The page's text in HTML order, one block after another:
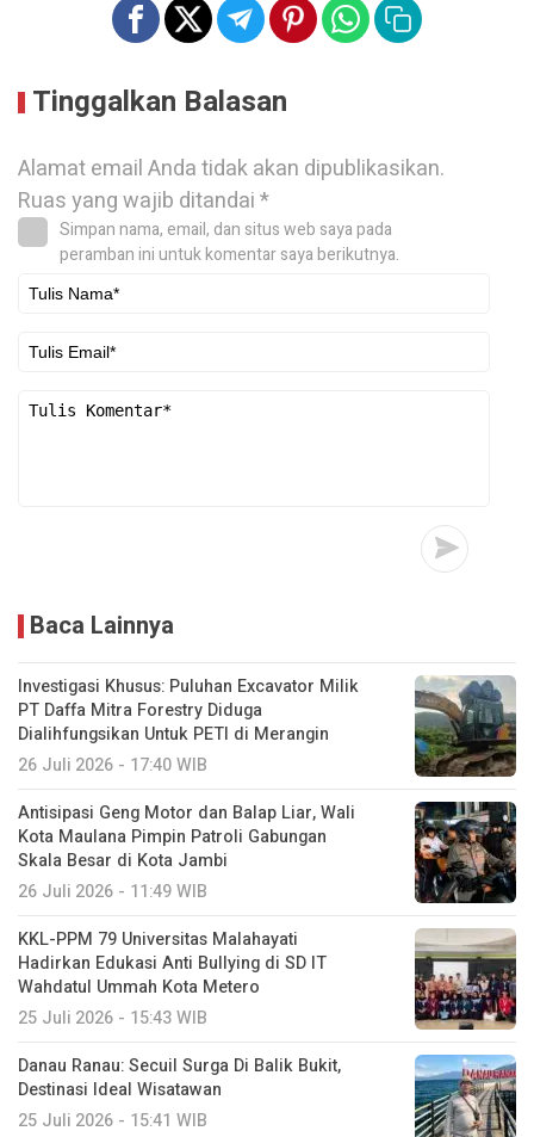
Tinggalkan Balasan
Alamat email Anda tidak akan dipublikasikan.
Ruas yang wajib ditandai*
Simpan nama, email, dan situs web saya pada
peramban ini untuk komentar saya berikutnya.
Baca Lainnya
Investigasi Khusus: Puluhan Excavator Milik
PT Daffa Mitra Forestry Diduga
Dialihfungsikan Untuk PETI di Merangin
26 Juli 2026 - 17:40 WIB
Antisipasi Geng Motor dan Balap Liar, Wali
Kota Maulana Pimpin Patroli Gabungan
Skala Besar di Kota Jambi
26 Juli 2026 - 11:49 WIB
KKL-PPM 79 Universitas Malahayati
Hadirkan Edukasi Anti Bullying di SD IT
Wahdatul Ummah Kota Metero
25 Juli 2026 - 15:43 WIB
Danau Ranau: Secuil Surga Di Balik Bukit,
Destinasi Ideal Wisatawan
25 Juli 2026 - 15:41 WIB